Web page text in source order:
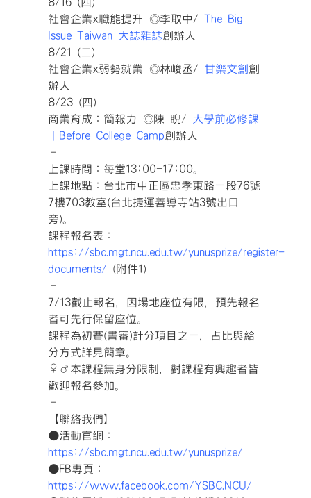
社會企業x職能提升 ◎李取中/ The Big
Issue Taiwan 大誌雜誌創辦人
8/21 (二)
社會企業x弱勢就業 ◎林峻丞/ 甘樂文創 創
辦人
8/23 (四)
商業育成：簡報力 ◎陳 睨/ 大學前必修課
｜Before College Camp創辦人
–
上課時間：每堂13:00-17:00。
上課地點：台北市中正區忠孝東路一段76號
7樓703教室(台北捷運善導寺站3號出口
旁)。
課程報名表：
https://sbc.mgt.ncu.edu.tw/yunusprize/register-
documents/ (附件1)
–
7/13截止報名，因場地座位有限，預先報名
者可先行保留座位。
課程為初賽(書審)計分項目之一，占比與給
分方式詳見簡章。
‍♀ ‍♂ 本課程無身分限制，對課程有興趣者皆
歡迎報名參加。
–
【聯絡我們】
●活動官網：
https://sbc.mgt.ncu.edu.tw/yunusprize/
●FB專頁：
https://www.facebook.com/YSBC.NCU/